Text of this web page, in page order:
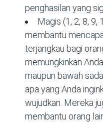
penghasilan yang
Magis (1, 2, 8, 9,
membantu
terjangkau bagi
memungkinkan
maupun bawah
apa yang Anda
wujudkan. Mereka
membantu orang